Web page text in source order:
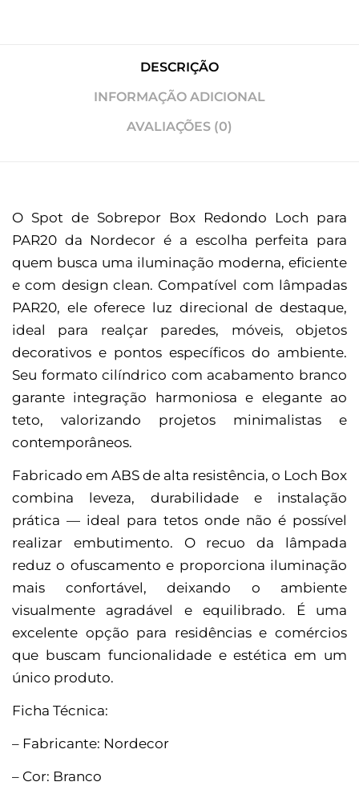
DESCRIÇÃO
INFORMAÇÃO ADICIONAL
AVALIAÇÕES (0)
O Spot de Sobrepor Box Redondo Loch para
PAR20 da Nordecor é a escolha perfeita para
quem busca uma iluminação moderna, eficiente
e com design clean. Compatível com lâmpadas
PAR20, ele oferece luz direcional de destaque,
ideal para realçar paredes, móveis, objetos
decorativos e pontos específicos do ambiente.
Seu formato cilíndrico com acabamento branco
garante integração harmoniosa e elegante ao
teto, valorizando projetos minimalistas e
contemporâneos.
Fabricado em ABS de alta resistência, o Loch Box
combina leveza, durabilidade e instalação
prática — ideal para tetos onde não é possível
realizar embutimento. O recuo da lâmpada
reduz o ofuscamento e proporciona iluminação
mais confortável, deixando o ambiente
visualmente agradável e equilibrado. É uma
excelente opção para residências e comércios
que buscam funcionalidade e estética em um
único produto.
Ficha Técnica:
– Fabricante: Nordecor
– Cor: Branco